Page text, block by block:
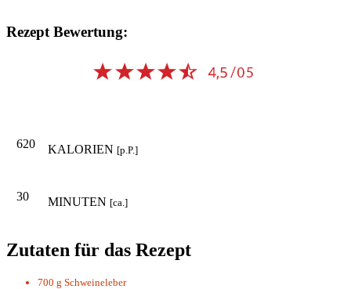
Rezept Bewertung:
620 KALORIEN [p.P.]
30 MINUTEN [ca.]
Zutaten für das Rezept
700 g Schweineleber